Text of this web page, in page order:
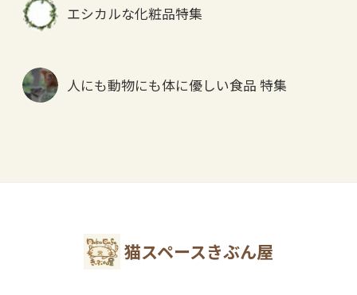
エシカルな化粧品特集
人にも動物にも体に優しい食品 特集
猫スペースきぶん屋